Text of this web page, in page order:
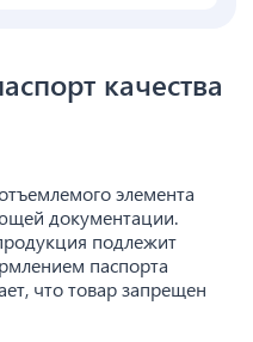
качества
элемента
документации.
подлежит
паспорта
что товар запрещен